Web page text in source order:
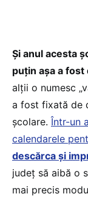
Și anul acesta
puțin așa a
alții o numesc
a fost fixată de
școlare. Într-un
calendarele
descărca și
județ să aibă o
mai precis